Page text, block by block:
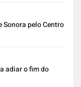
Sonora pelo Centro
adiar o fim do